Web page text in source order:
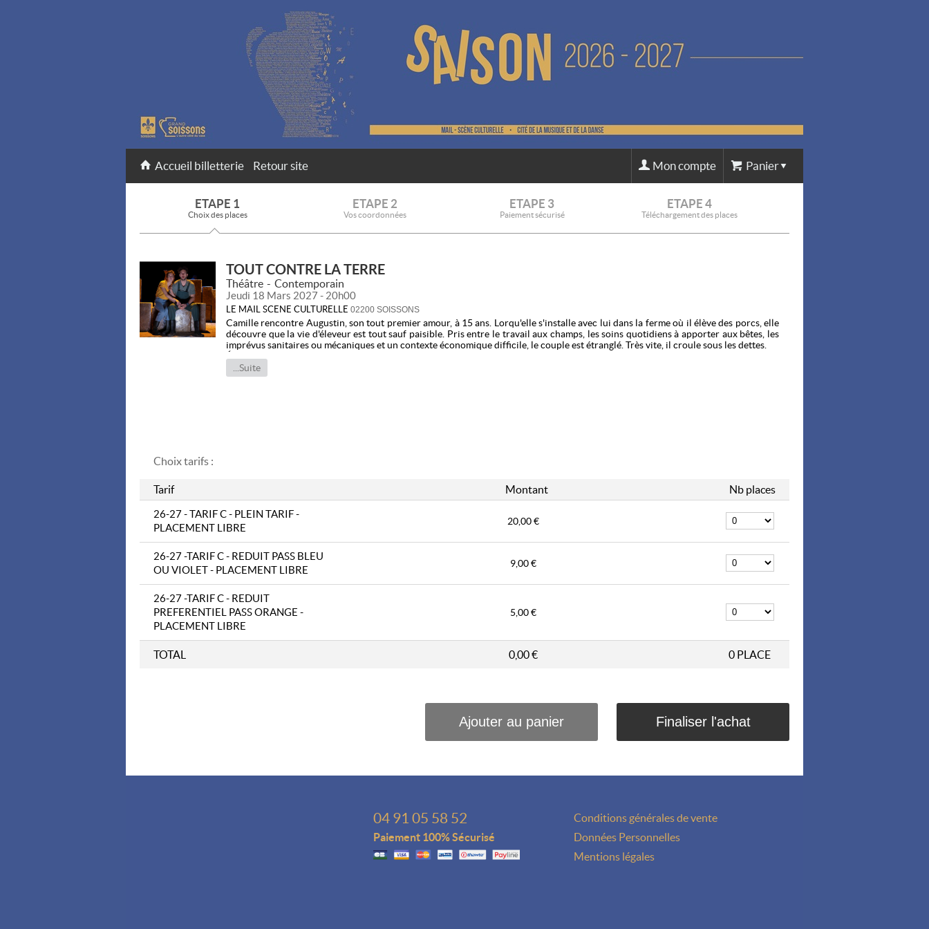
Accueil billetterie Retour site Panier
Mon compte
ETAPE 1
Choix des places
ETAPE 2
Vos coordonnées
ETAPE 3
Paiement sécurisé
ETAPE 4
Téléchargement des places
TOUT CONTRE LA TERRE
Théâtre Contemporain
Jeudi 18 Mars 2027 - 20h00
LE MAIL SCENE CULTURELLE 02200 SOISSONS
Camille rencontre Augustin, son tout premier amour, à 15 ans. Lorqu'elle s'installe avec lui dans la ferme où il élève des porcs, elle
découvre que la vie d'éleveur est tout sauf paisible. Pris entre le travail aux champs, les soins quotidiens à apporter aux bêtes, les
imprévus sanitaires ou mécaniques et un contexte économique difficile, le couple est étranglé. Très vite, il croule sous les dettes.
journaliste, Camille témoigne de cette misère qui s'est emparée des campagnes au point
d'en tuer ses fils. Comment un agriculteur passionné a-t-il pu en arriver là ?
Lumière Dimitri Borget
Productions Les Pies Menteurs et Artistic Scenic
Diffusion Artistic Scenic
Organisateur : VILLE DE SOISSONS - CMD
...Suite
Choix tarifs :
Tarif Montant Nb places
26-27 - TARIF C - PLEIN TARIF -
PLACEMENT LIBRE
20,00 €
26-27 -TARIF C - REDUIT PASS BLEU
OU VIOLET - PLACEMENT LIBRE
9,00 €
26-27 -TARIF C - REDUIT
PREFERENTIEL PASS ORANGE -
PLACEMENT LIBRE
5,00 €
TOTAL 0,00 € 0 PLACE
04 91 05 58 52
Paiement 100% Sécurisé
Conditions générales de vente
Données Personnelles
Mentions légales